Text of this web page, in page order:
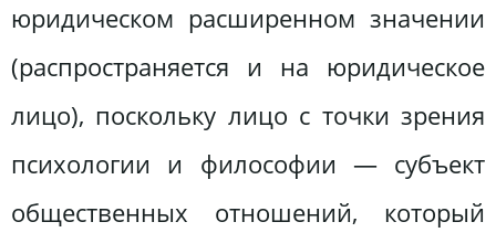
юридическом расширенном значении
(распространяется и на юридическое
лицо), поскольку лицо с точки зрения
психологии и философии — субъект
общественных отношений, который